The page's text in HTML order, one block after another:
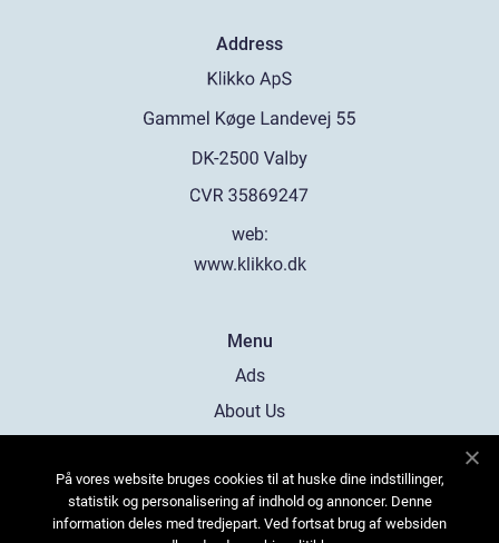
Address
web:
www.klikko.dk
Menu
Ads
About Us
Contact
Sitemap
På vores website bruges cookies til at huske dine indstillinger,
statistik og personalisering af indhold og annoncer. Denne
information deles med tredjepart. Ved fortsat brug af websiden